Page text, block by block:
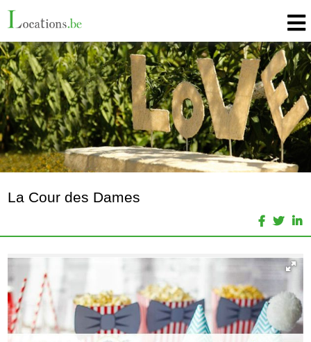
La Cour des Dames